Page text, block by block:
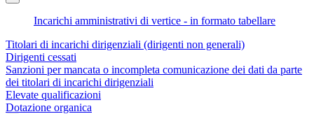
Incarichi amministrativi di vertice - in formato tabellare
Titolari di incarichi dirigenziali (dirigenti non generali)
Dirigenti cessati
Sanzioni per mancata o incompleta comunicazione dei dati da parte
dei titolari di incarichi dirigenziali
Elevate qualificazioni
Dotazione organica